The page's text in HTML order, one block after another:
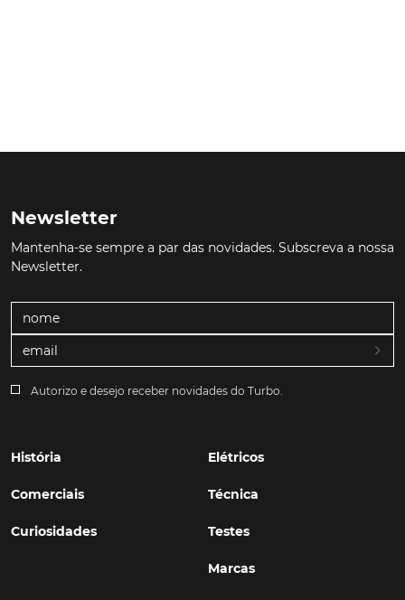
Newsletter
Mantenha-se sempre a par das novidades. Subscreva a nossa
Newsletter.
Autorizo e desejo receber novidades do Turbo.
História
Comerciais
Curiosidades
Elétricos
Técnica
Testes
Marcas